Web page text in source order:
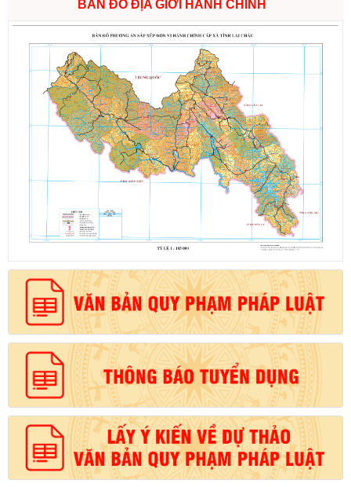
BẢN ĐỒ ĐỊA GIỚI HÀNH CHÍNH